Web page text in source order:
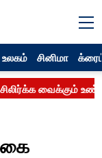
உலகம் சினிமா